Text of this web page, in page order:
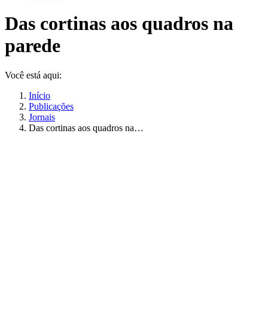
Das cortinas aos quadros na
parede
Você está aqui:
Início
Publicações
Jornais
Das cortinas aos quadros na…